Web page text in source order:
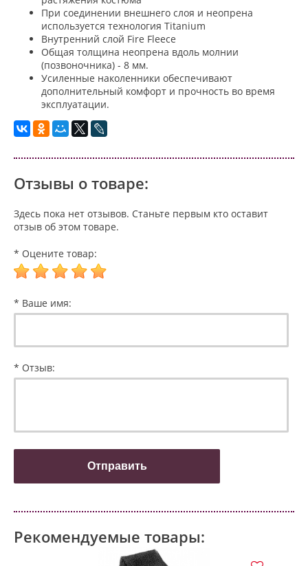
При соединении внешнего слоя и неопрена
используется технология Titanium
Внутренний слой Fire Fleece
Общая толщина неопрена вдоль молнии
(позвоночника) - 8 мм.
Усиленные наколенники обеспечивают
дополнительный комфорт и прочность во время
эксплуатации.
Отзывы о товаре:
Здесь пока нет отзывов. Станьте первым кто оставит
отзыв об этом товаре.
* Оцените товар:
* Ваше имя:
* Отзыв:
Рекомендуемые товары: